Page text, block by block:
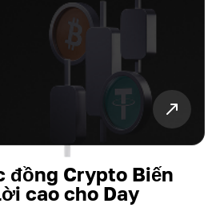
đồng Crypto Biến
cao cho Day